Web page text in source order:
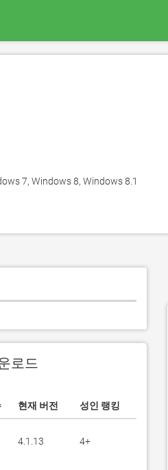
7, Windows 8, Windows 8.1
로드
현재 버전 성인 랭킹
4.1.13 4+